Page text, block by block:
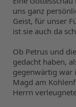
uns ganz
Geist, für unser
ist sie auch da
Ob Petrus und
gedacht haben,
gegenwärtig war
Magd am
Herrn